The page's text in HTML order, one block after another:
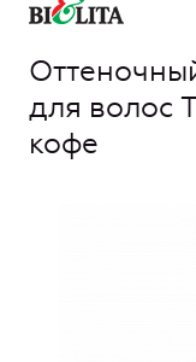
для волос
кофе